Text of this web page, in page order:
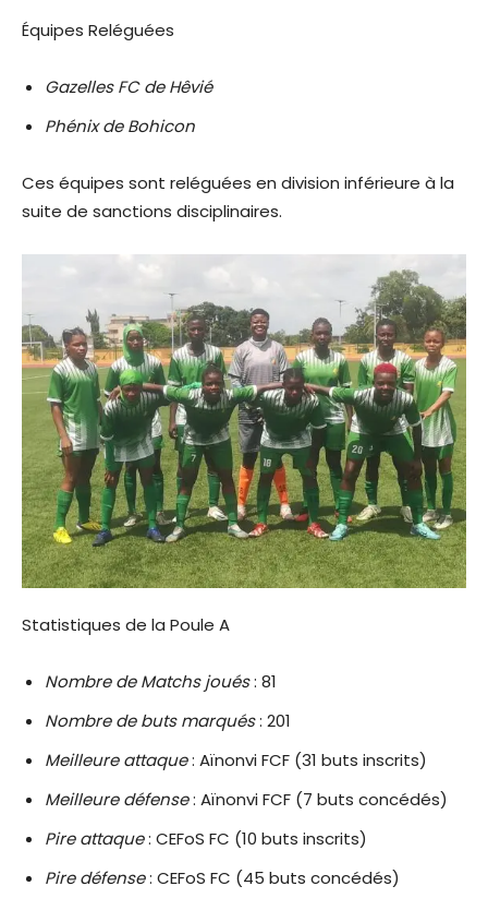
Équipes Reléguées
Gazelles FC de Hêvié
Phénix de Bohicon
Ces équipes sont reléguées en division inférieure à la
suite de sanctions disciplinaires.
Statistiques de la Poule A
Nombre de Matchs joués: 81
Nombre de buts marqués: 201
Meilleure attaque: Aïnonvi FCF (31 buts inscrits)
Meilleure défense: Aïnonvi FCF (7 buts concédés)
Pire attaque: CEFoS FC (10 buts inscrits)
Pire défense: CEFoS FC (45 buts concédés)